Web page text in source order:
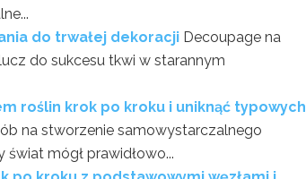
do trwałej dekoracji Decoupage na
do sukcesu tkwi w starannym
roślin krok po kroku i uniknąć typowych
na stworzenie samowystarczalnego
mógł prawidłowo...